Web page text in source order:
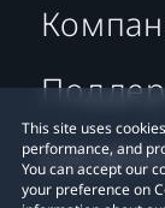
This site uses
performance, and
You can accept our
your preference on